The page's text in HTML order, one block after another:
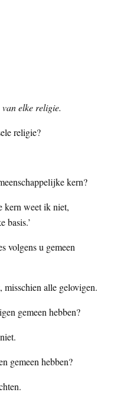
elke religie.
religie?
kern?
kern weet ik niet,
basis.’
volgens u gemeen
alle gelovigen.
gemeen hebben?
gemeen hebben?